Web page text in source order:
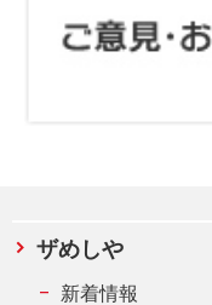
ザめしや
新着情報